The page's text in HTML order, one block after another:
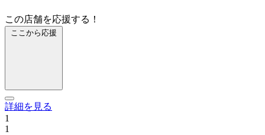
この店舗を応援する！
ここから応援
詳細を見る
1
1